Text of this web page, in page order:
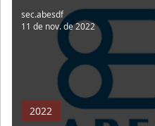
2022
sec.abesdf
11 de nov. de 2022